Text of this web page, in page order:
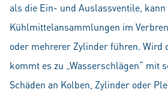
als die Ein- und Auslassventile, kann
Kühlmittelansammlungen im
oder mehrerer Zylinder führen. Wird
kommt es zu „Wasserschlägen“ mit
Schäden an Kolben, Zylinder oder